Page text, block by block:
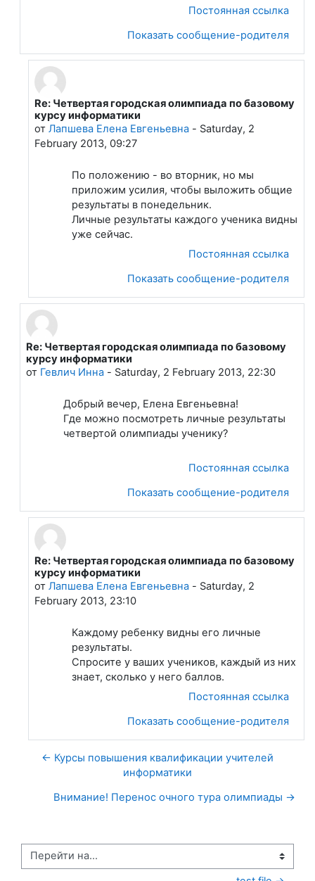
Постоянная ссылка
Показать сообщение-родителя
В ответ на Александра Евгеньевна Кадочникова
Re: Четвертая городская олимпиада по базовому
курсу информатики
от Лапшева Елена Евгеньевна- Saturday, 2
February 2013, 09:27
По положению - во вторник, но мы
приложим усилия, чтобы выложить общие
результаты в понедельник.
Личные результаты каждого ученика видны
уже сейчас.
Постоянная ссылка
Показать сообщение-родителя
В ответ на Лапшева Елена Евгеньевна
Re: Четвертая городская олимпиада по базовому
курсу информатики
от Гевлич Инна- Saturday, 2 February 2013, 22:30
Добрый вечер, Елена Евгеньевна!
Где можно посмотреть личные результаты
четвертой олимпиады ученику?
Постоянная ссылка
Показать сообщение-родителя
В ответ на Гевлич Инна
Re: Четвертая городская олимпиада по базовому
курсу информатики
от Лапшева Елена Евгеньевна- Saturday, 2
February 2013, 23:10
Каждому ребенку видны его личные
результаты.
Спросите у ваших учеников, каждый из них
знает, сколько у него баллов.
Постоянная ссылка
Показать сообщение-родителя
← Курсы повышения квалификации учителей
информатики
Внимание! Перенос очного тура олимпиады →
Перейти на...